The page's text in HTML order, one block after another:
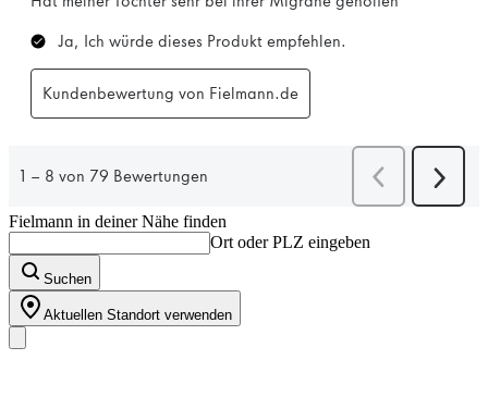
Fielmann in deiner Nähe finden
Ort oder PLZ eingeben
Suchen
Aktuellen Standort verwenden